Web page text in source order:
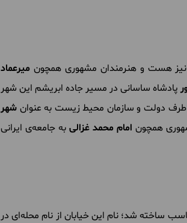
میرعماد
پادشاه ساسانی در مسیر جاده ابریشم این شهر
طرف دولت و سازمان محیط زیست به عنوان شهر
همچون امام محمد غزالیبه جامعه‌ی ایرانی
ساخته شد؛ نام این خیابان از نام محله‌ای در